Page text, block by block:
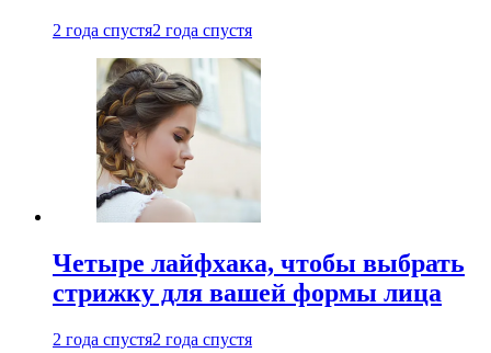
2 года спустя2 года спустя
Четыре лайфхака, чтобы выбрать
стрижку для вашей формы лица
2 года спустя2 года спустя